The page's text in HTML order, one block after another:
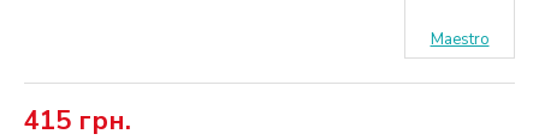
415 грн.
Maestro